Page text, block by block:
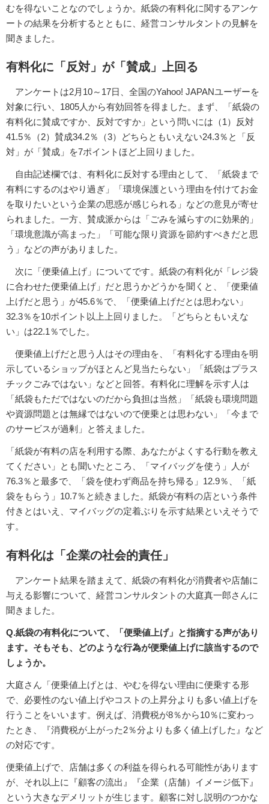
むを得ないことなのでしょうか。紙袋の有料化に関するアンケ
ートの結果を分析するとともに、経営コンサルタントの見解を
聞きました。
有料化に「反対」が「賛成」上回る
アンケートは2月10～17日、全国のYahoo! JAPANユーザーを
対象に行い、1805人から有効回答を得ました。まず、「紙袋の
有料化に賛成ですか、反対ですか」という問いには（1）反対
41.5％（2）賛成34.2％（3）どちらともいえない24.3％と「反
対」が「賛成」を7ポイントほど上回りました。
自由記述欄では、有料化に反対する理由として、「紙袋まで
有料にするのはやり過ぎ」「環境保護という理由を付けてお金
を取りたいという企業の思惑が感じられる」などの意見が寄せ
られました。一方、賛成派からは「ごみを減らすのに効果的」
「環境意識が高まった」「可能な限り資源を節約すべきだと思
う」などの声がありました。
次に「便乗値上げ」についてです。紙袋の有料化が「レジ袋
に合わせた便乗値上げ」だと思うかどうかを聞くと、「便乗値
上げだと思う」が45.6％で、「便乗値上げだとは思わない」
32.3％を10ポイント以上上回りました。「どちらともいえな
い」は22.1％でした。
便乗値上げだと思う人はその理由を、「有料化する理由を明
示しているショップがほとんど見当たらない」「紙袋はプラス
チックごみではない」などと回答。有料化に理解を示す人は
「紙袋もただではないのだから負担は当然」「紙袋も環境問題
や資源問題とは無縁ではないので便乗とは思わない」「今まで
のサービスが過剰」と答えました。
「紙袋が有料の店を利用する際、あなたがよくする行動を教え
てください」とも聞いたところ、「マイバッグを使う」人が
76.3％と最多で、「袋を使わず商品を持ち帰る」12.9％、「紙
袋をもらう」10.7％と続きました。紙袋が有料の店という条件
付きとはいえ、マイバッグの定着ぶりを示す結果といえそうで
す。
有料化は「企業の社会的責任」
アンケート結果を踏まえて、紙袋の有料化が消費者や店舗に
与える影響について、経営コンサルタントの大庭真一郎さんに
聞きました。
Q.紙袋の有料化について、「便乗値上げ」と指摘する声があり
ます。そもそも、どのような行為が便乗値上げに該当するので
しょうか。
大庭さん「便乗値上げとは、やむを得ない理由に便乗する形
で、必要性のない値上げやコストの上昇分よりも多い値上げを
行うことをいいます。例えば、消費税が8％から10％に変わっ
たとき、『消費税が上がった2％分よりも多く値上げした』など
の対応です。
便乗値上げで、店舗は多くの利益を得られる可能性があります
が、それ以上に『顧客の流出』『企業（店舗）イメージ低下』
という大きなデメリットが生じます。顧客に対し説明のつかな